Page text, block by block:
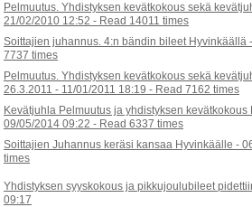
Pelmuutus. Yhdistyksen kevätkokous sekä
21/02/2010 12:52 - Read 14011 times
Soittajien juhannus. 4:n bändin bileet Hyvinkäällä -
7737 times
Pelmuutus. Yhdistyksen kevätkokous sekä
26.3.2011 - 11/01/2011 18:19 - Read 7162 times
Kevätjuhla Pelmuutus ja yhdistyksen
09/05/2014 09:22 - Read 6337 times
Soittajien Juhannus keräsi kansaa Hyvinkäälle -
times
Yhdistyksen syyskokous ja pikkujoulubileet
09:17